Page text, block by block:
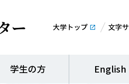
ー 大学トップ 文字
学生の方 English